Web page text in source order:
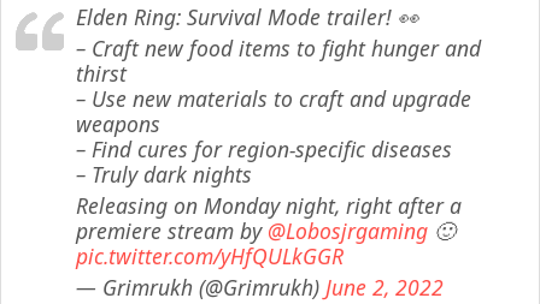
Elden Ring: Survival Mode trailer! 👀
– Craft new food items to fight hunger and
thirst
– Use new materials to craft and upgrade
weapons
– Find cures for region-specific diseases
– Truly dark nights
Releasing on Monday night, right after a
premiere stream by @Lobosjrgaming 🙂
pic.twitter.com/yHfQULkGGR
— Grimrukh (@Grimrukh) June 2, 2022